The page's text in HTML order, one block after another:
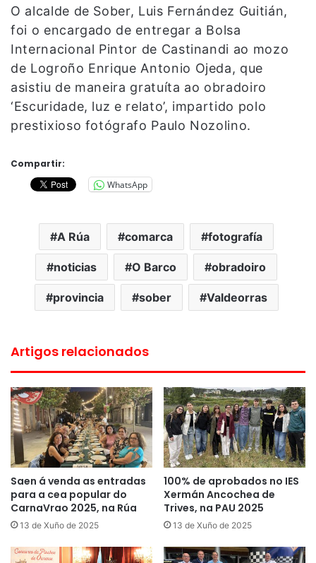
O alcalde de Sober, Luis Fernández Guitián,
foi o encargado de entregar a Bolsa
Internacional Pintor de Castinandi ao mozo
de Logroño Enrique Antonio Ojeda, que
asistiu de maneira gratuíta ao obradoiro
‘Escuridade, luz e relato’, impartido polo
prestixioso fotógrafo Paulo Nozolino.
Compartir:
WhatsApp
A Rúa comarca fotografía
noticias O Barco obradoiro
provincia sober Valdeorras
Artigos relacionados
Saen á venda as entradas
para a cea popular do
CarnaVrao 2025, na Rúa
13 de Xuño de 2025
100% de aprobados no IES
Xermán Ancochea de
Trives, na PAU 2025
13 de Xuño de 2025